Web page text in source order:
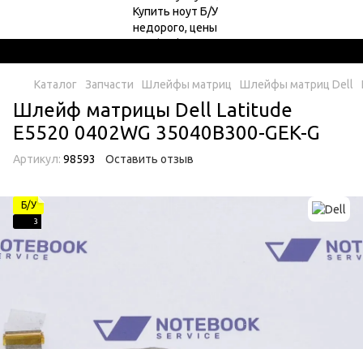
Каталог Запчасти Шлейфы матриц Шлейфы матриц Dell
Шлейф матрицы Dell Latitude
E5520 0402WG 35040B300-GEK-G
Артикул: 98593 Оставить отзыв
Б/У
3